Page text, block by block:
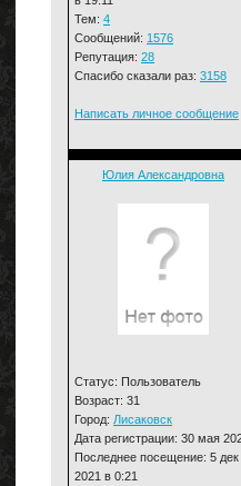
Тем: 4
Сообщений: 1576
Репутация: 28
Спасибо сказали раз: 3158
Написать личное сообщение
Юлия Александровна
Статус: Пользователь
Возраст: 31
Город: Лисаковск
Дата регистрации: 30 мая
Последнее посещение: 5 дек
2021 в 0:21